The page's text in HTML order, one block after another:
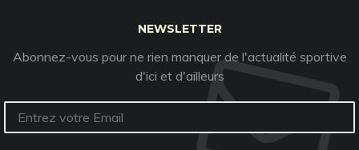
NEWSLETTER
Abonnez-vous pour ne rien manquer de l'actualité sportive
d'ici et d'ailleurs